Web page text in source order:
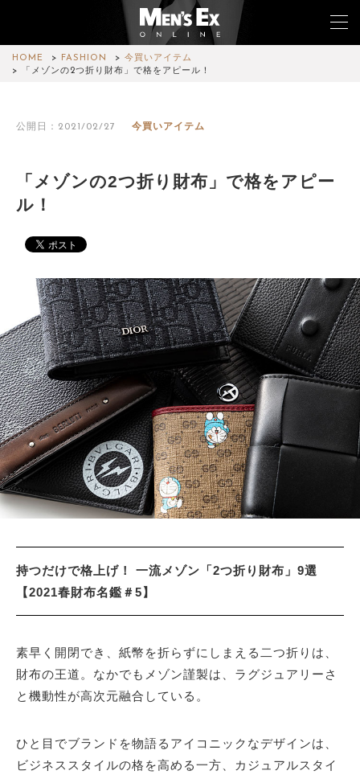
HOME FASHION
今買いアイテム
「メゾンの2つ折り財布」で格をアピール！
公開日：2021/02/27 今買いアイテム
「メゾンの2つ折り財布」で格をアピー
ル！
持つだけで格上げ！ 一流メゾン「2つ折り財布」9選
【2021春財布名鑑＃5】
素早く開閉でき、紙幣を折らずにしまえる二つ折りは、
財布の王道。なかでもメゾン謹製は、ラグジュアリーさ
と機動性が高次元融合している。
ひと目でブランドを物語るアイコニックなデザインは、
ビジネススタイルの格を高める一方、カジュアルスタイ
WATCH
CAR&BIKE
LIFESTYLE
COLUMN
MAGAZINE
ABOUT SITE
サイトマップ